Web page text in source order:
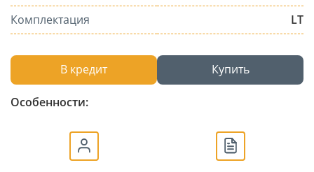
Комплектация
LT
В кредит Купить
Особенности: